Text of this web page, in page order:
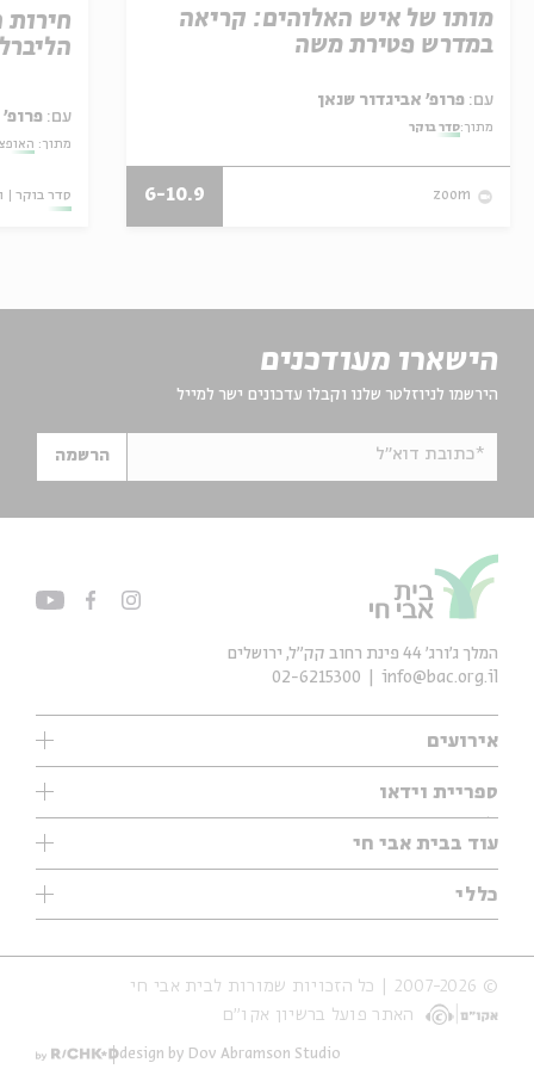
מותו של איש האלוהים: קריאה
במדרש פטירת משה
עם:
מתוך:סדר בוקר
zoom
6-10.9
עם: פרופ'
מתוך:
סדר בוקר
הישארו מעודכנים
הירשמו לניוזלטר שלנו וקבלו עדכונים ישר למייל
*כתובת דוא"ל הרשמה
אירועים
עיון
אנגלית
נוער
סדרות
אירועי עבר
אירועים בירושלים
ספריית וידאו
ילדים
מוזיקה
עיון
מיוחדים
עוד בבית אבי חי
תערוכות
מיוחדים
כללי
אודות
הצהרת נגישות
תנאי שימוש והצהרת פרטיות
המלך ג'ורג' 44 פינת רחוב קק״ל, ירושלים
info@bac.org.il
02-6215300
© 2007-2026 | כל הזכויות שמורות לבית אבי חי
האתר פועל ברשיון אקו״ם
design by Dov Abramson Studio